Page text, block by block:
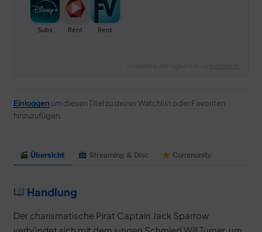
Einloggen um diesen Titel zu deiner Watchlist oder Favoriten
hinzuzufügen.
Übersicht Streaming & Disc Community
Handlung
Der charismatische Pirat Captain Jack Sparrow